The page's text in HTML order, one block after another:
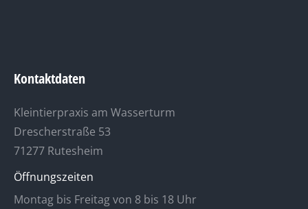
Kontaktdaten
Kleintierpraxis am Wasserturm
Drescherstraße 53
71277 Rutesheim
Öffnungszeiten
Montag bis Freitag von 8 bis 18 Uhr